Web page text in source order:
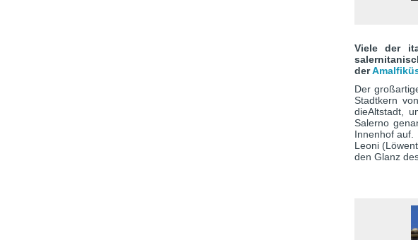
Viele der
der
Der
Stadtkern
dieAltstadt,
Salerno
Innenhof auf.
Leoni
den Glanz